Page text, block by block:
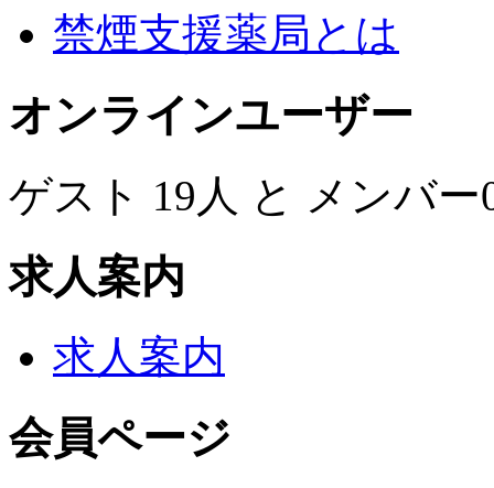
禁煙支援薬局とは
オンラインユーザー
ゲスト 19人 と メンバ
求人案内
求人案内
会員ページ